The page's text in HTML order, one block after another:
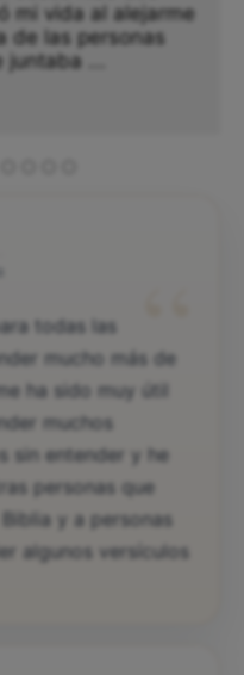
mi vida al alejarme
de las personas
...
“
todas las
mucho más de
ha sido muy útil
muchos
sin entender y he
personas que
y a personas
algunos versículos